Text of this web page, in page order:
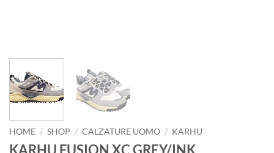
HOME / SHOP / CALZATURE UOMO / KARHU